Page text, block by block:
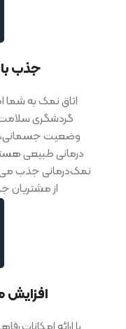
جذب
اتاق نمک به شما
گردشگری سلامت
وضعیت
درمانی طبیعی
نمک‌درمانی جذب
از مشتریان
افزایش